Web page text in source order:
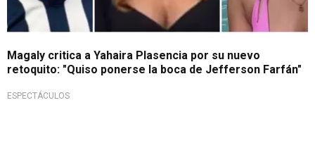
Magaly critica a Yahaira Plasencia por su nuevo
retoquito: "Quiso ponerse la boca de Jefferson Farfán"
ESPECTÁCULOS